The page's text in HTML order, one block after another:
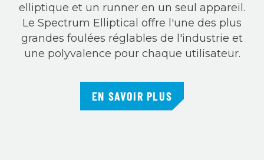
elliptique et un runner en un seul appareil.
Le Spectrum Elliptical offre l'une des plus
grandes foulées réglables de l'industrie et
une polyvalence pour chaque utilisateur.
EN SAVOIR PLUS